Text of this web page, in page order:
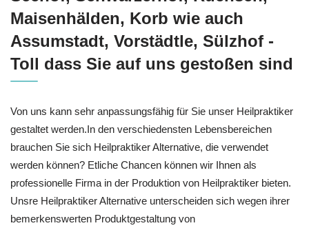
Maisenhälden, Korb wie auch
Assumstadt, Vorstädtle, Sülzhof -
Toll dass Sie auf uns gestoßen sind
Von uns kann sehr anpassungsfähig für Sie unser Heilpraktiker
gestaltet werden.In den verschiedensten Lebensbereichen
brauchen Sie sich Heilpraktiker Alternative, die verwendet
werden können? Etliche Chancen können wir Ihnen als
professionelle Firma in der Produktion von Heilpraktiker bieten.
Unsre Heilpraktiker Alternative unterscheiden sich wegen ihrer
bemerkenswerten Produktgestaltung von